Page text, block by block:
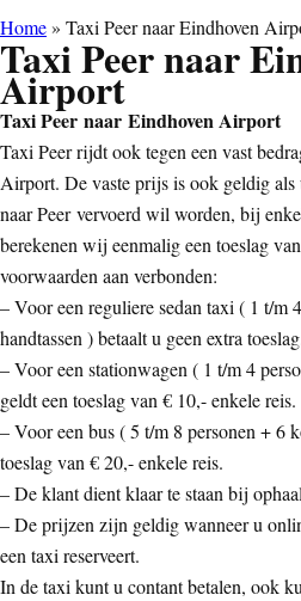
Home» Taxi Peer naar Eindhoven
Taxi Peer naar
Airport
Taxi Peer naar Eindhoven Airport
Taxi Peer rijdt ook tegen een vast
Airport. De vaste prijs is ook geldig
naar Peer vervoerd wil worden, bij
berekenen wij eenmalig een toeslag
voorwaarden aan verbonden:
– Voor een reguliere sedan taxi ( 1 t/m
handtassen ) betaalt u geen extra
– Voor een stationwagen ( 1 t/m 4
geldt een toeslag van € 10,- enkele reis.
– Voor een bus ( 5 t/m 8 personen + 6
toeslag van € 20,- enkele reis.
– De klant dient klaar te staan bij
– De prijzen zijn geldig wanneer u
een taxi reserveert.
In de taxi kunt u contant betalen, ook